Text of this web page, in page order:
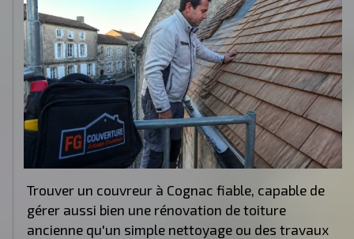
Trouver un couvreur à Cognac fiable, capable de
gérer aussi bien une rénovation de toiture
ancienne qu'un simple nettoyage ou des travaux